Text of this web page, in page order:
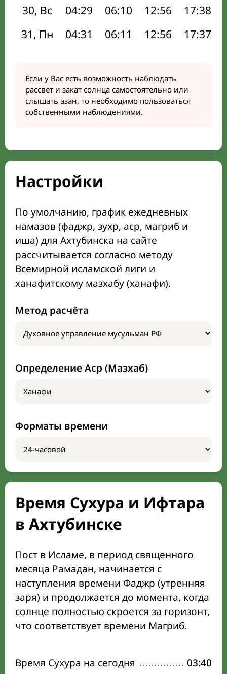
30, Вс
04:29 06:10 12:56 17:38
31, Пн
04:31 06:11 12:56 17:37
Если у Вас есть возможность наблюдать
рассвет и закат солнца самостоятельно или
слышать азан, то необходимо пользоваться
собственными наблюдениями.
Настройки
По умолчанию, график ежедневных
намазов (фаджр, зухр, аср, магриб и
иша) для Ахтубинска на сайте
рассчитывается согласно методу
Всемирной исламской лиги и
ханафитскому мазхабу (ханафи).
Метод расчёта
Определение Аср (Мазхаб)
Форматы времени
Время Сухура и Ифтара
в Ахтубинске
Пост в Исламе, в период священного
месяца Рамадан, начинается с
наступления времени Фаджр (утренняя
заря) и продолжается до момента, когда
солнце полностью скроется за горизонт,
что соответствует времени Магриб.
Время Сухура на сегодня 03:40